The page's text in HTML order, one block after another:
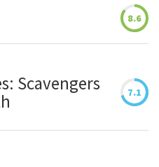
8.6
Scavengers
7.1